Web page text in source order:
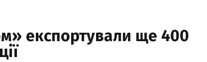
експортували ще 400